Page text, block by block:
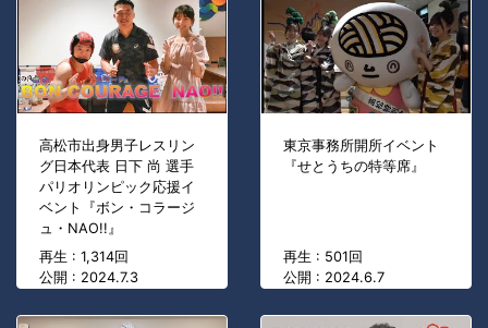
高松市出身男子レスリン
グ日本代表 日下 尚 選手
パリオリンピック応援イ
ベント『ボン・コラージ
ュ・NAO!!』
再生 : 1,314回
公開 : 2024.7.3
東京事務所開所イベント
『せとうちの特等席』
再生 : 501回
公開 : 2024.6.7